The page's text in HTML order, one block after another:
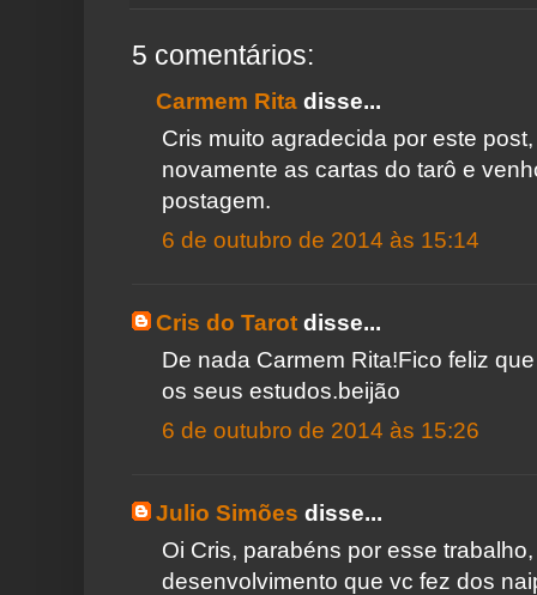
5 comentários:
Carmem Rita disse...
Cris muito agradecida por este
novamente as cartas do tarô e
postagem.
6 de outubro de 2014 às 15:14
Cris do Tarot disse...
De nada Carmem Rita!Fico feliz
os seus estudos.beijão
6 de outubro de 2014 às 15:26
Julio Simões disse...
Oi Cris, parabéns por esse
desenvolvimento que vc fez dos